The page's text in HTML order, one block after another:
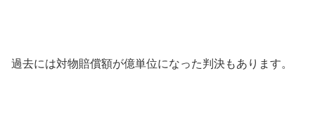
過去には対物賠償額が億単位になった判決もあります。